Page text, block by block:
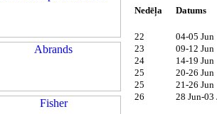
Nedēļa Datums
22 04-05 Jun
23
09-12 Jun
24
14-19 Jun
25
20-26 Jun
25
21-26 Jun
26
28 Jun-03